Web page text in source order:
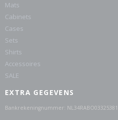
Mats
Cabinets
Cases
Sets
Shirts
Accessoires
SALE
EXTRA GEGEVENS
Bankrekeningnummer: